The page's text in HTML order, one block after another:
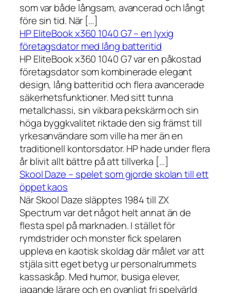
som var både långsam, avancerad och långt
före sin tid. När […]
HP EliteBook x360 1040 G7 – en lyxig
företagsdator med lång batteritid
HP EliteBook x360 1040 G7 var en påkostad
företagsdator som kombinerade elegant
design, lång batteritid och flera avancerade
säkerhetsfunktioner. Med sitt tunna
metallchassi, sin vikbara pekskärm och sin
höga byggkvalitet riktade den sig främst till
yrkesanvändare som ville ha mer än en
traditionell kontorsdator. HP hade under flera
år blivit allt bättre på att tillverka […]
Skool Daze – spelet som gjorde skolan till ett
öppet kaos
När Skool Daze släpptes 1984 till ZX
Spectrum var det något helt annat än de
flesta spel på marknaden. I stället för
rymdstrider och monster fick spelaren
uppleva en kaotisk skoldag där målet var att
stjäla sitt eget betyg ur personalrummets
kassaskåp. Med humor, busiga elever,
jagande lärare och en ovanligt fri spelvärld